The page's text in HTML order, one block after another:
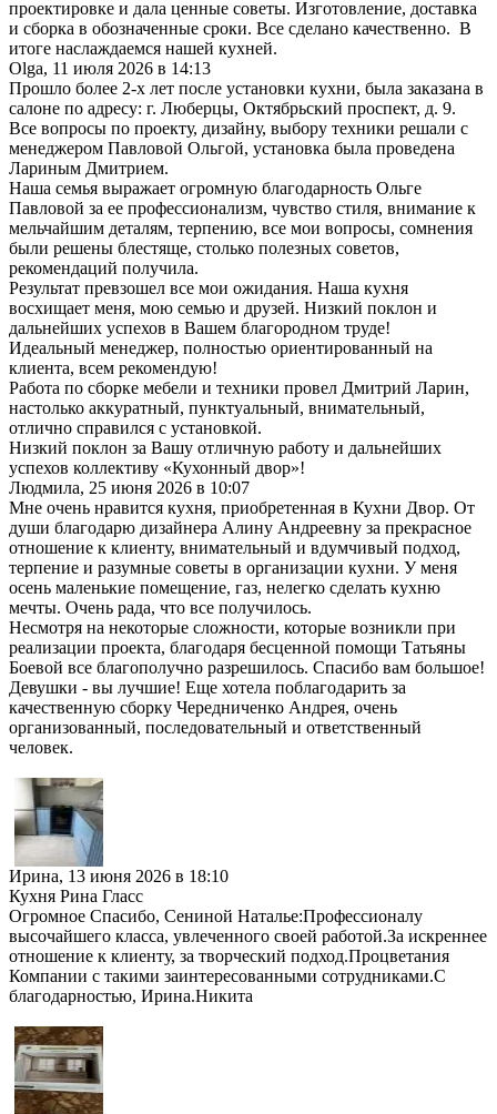
проектировке и дала ценные советы. Изготовление, доставка
и сборка в обозначенные сроки. Все сделано качественно. В
итоге наслаждаемся нашей кухней.
Olga, 11 июля 2026 в 14:13
Прошло более 2-х лет после установки кухни, была заказана в
салоне по адресу: г. Люберцы, Октябрьский проспект, д. 9.
Все вопросы по проекту, дизайну, выбору техники решали с
менеджером Павловой Ольгой, установка была проведена
Лариным Дмитрием.
Наша семья выражает огромную благодарность Ольге
Павловой за ее профессионализм, чувство стиля, внимание к
мельчайшим деталям, терпению, все мои вопросы, сомнения
были решены блестяще, столько полезных советов,
рекомендаций получила.
Результат превзошел все мои ожидания. Наша кухня
восхищает меня, мою семью и друзей. Низкий поклон и
дальнейших успехов в Вашем благородном труде!
Идеальный менеджер, полностью ориентированный на
клиента, всем рекомендую!
Работа по сборке мебели и техники провел Дмитрий Ларин,
настолько аккуратный, пунктуальный, внимательный,
отлично справился с установкой.
Низкий поклон за Вашу отличную работу и дальнейших
успехов коллективу «Кухонный двор»!
Людмила, 25 июня 2026 в 10:07
Мне очень нравится кухня, приобретенная в Кухни Двор. От
души благодарю дизайнера Алину Андреевну за прекрасное
отношение к клиенту, внимательный и вдумчивый подход,
терпение и разумные советы в организации кухни. У меня
осень маленькие помещение, газ, нелегко сделать кухню
мечты. Очень рада, что все получилось.
Несмотря на некоторые сложности, которые возникли при
реализации проекта, благодаря бесценной помощи Татьяны
Боевой все благополучно разрешилось. Спасибо вам большое!
Девушки - вы лучшие! Еще хотела поблагодарить за
качественную сборку Чередниченко Андрея, очень
организованный, последовательный и ответственный
человек.
Ирина, 13 июня 2026 в 18:10
Кухня Рина Гласс
Огромное Спасибо, Сениной Наталье:Профессионалу
высочайшего класса, увлеченного своей работой.За искреннее
отношение к клиенту, за творческий подход.Процветания
Компании с такими заинтересованными сотрудниками.С
благодарностью, Ирина.Никита